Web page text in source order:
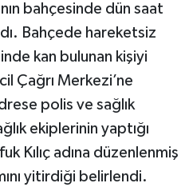
bahçesinde dün saat
Bahçede hareketsiz
kan bulunan kişiyi
Çağrı Merkezi’ne
polis ve sağlık
ekiplerinin yaptığı
Kılıç adına düzenlenmiş
yitirdiği belirlendi.